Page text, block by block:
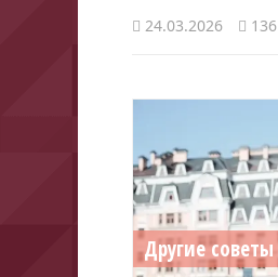
24.03.2026 136
Другие советы